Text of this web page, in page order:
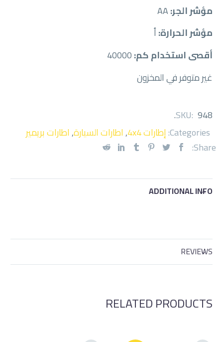
مؤشر الجر:
مؤشر الحرارة:أ
أقصى استخدام كم:
غير متوفر في المخزون
SKU: 948
.
Categories: إطارات 4x4 ,اطارات السيارة,اطارات بريمير
Share:
ADDITIONAL INFO
REVIEWS
RELATED PRODUCTS